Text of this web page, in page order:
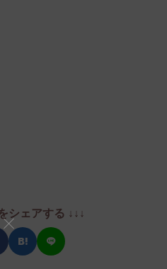
シェアする ↓↓↓